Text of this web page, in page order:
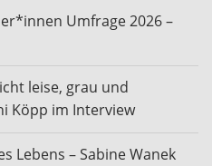
Umfrage 2026 –
leise, grau und
Köpp im Interview
Lebens – Sabine Wanek